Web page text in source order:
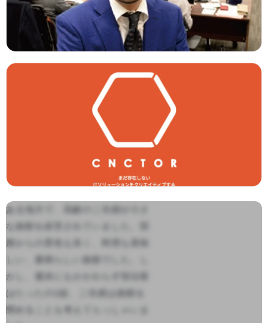
ある地方で、高齢のご夫婦が小さ
な旅館を経営されていました。部
屋からの景色も良く、料理も美味
しい、素晴らしい旅館でした。し
かし、週末にもかかわらず宿泊客
はたったの1組、ご夫婦は旅館を
閉めることも考えてらっしゃいま